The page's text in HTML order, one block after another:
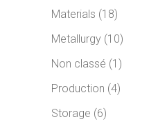
Materials (18)
Metallurgy (10)
Non classé (1)
Production (4)
Storage (6)